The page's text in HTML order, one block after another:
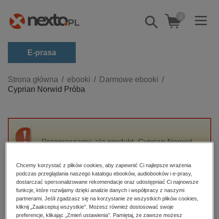
Pokaż/schowaj
wyszukiwarkę
0
E-prasa
Kategorie
Zobacz wszystkie E-prasa
budownictwo, aranżacja wnętrz
darmowe wydania
edukacja
hobby, sport, rozrywka
komputery, internet, technologie, informatyka
Strona główna ebooki
Darmowe ebooki
Cyprian Norwid Próba
Przepraszamy, ale produkt „Cyprian Norwid
High-contrast mode
Polecane
Chcemy korzystać z plików cookies, aby zapewnić Ci najlepsze wrażenia
podczas przeglądania naszego katalogu ebooków, audiobooków i e-prasy,
dostarczać spersonalizowane rekomendacje oraz udostępniać Ci najnowsze
funkcje, które rozwijamy dzięki analizie danych i współpracy z naszymi
partnerami. Jeśli zgadzasz się na korzystanie ze wszystkich plików cookies,
kliknij „Zaakceptuj wszystkie”. Możesz również dostosować swoje
preferencje, klikając „Zmień ustawienia”. Pamiętaj, że zawsze możesz